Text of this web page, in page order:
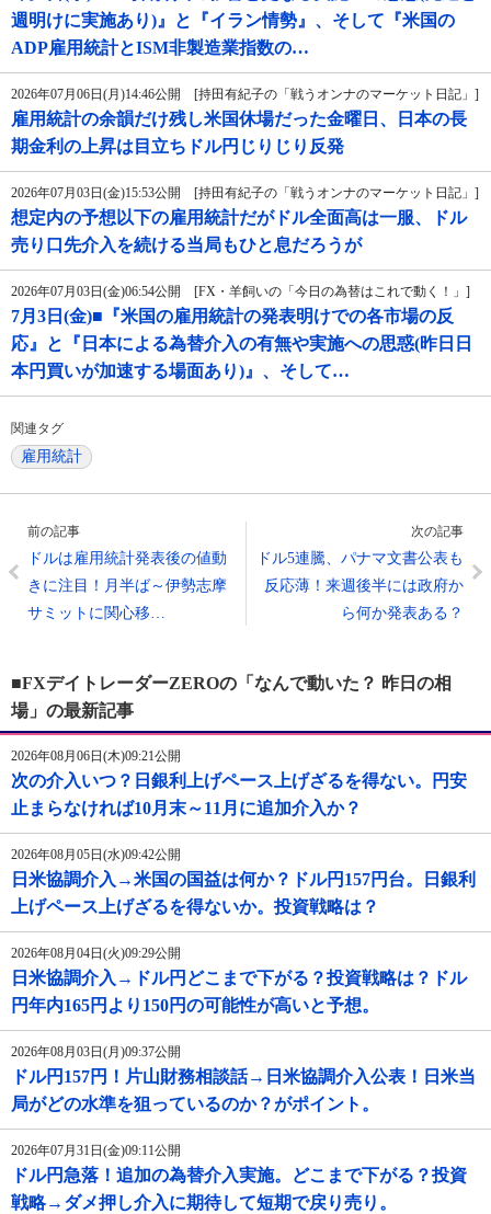
週明けに実施あり)』と『イラン情勢』、そして『米国の
ADP雇用統計とISM非製造業指数の…
2026年07月06日(月)14:46公開 [持田有紀子の「戦うオンナのマーケット日記」]
雇用統計の余韻だけ残し米国休場だった金曜日、日本の長
期金利の上昇は目立ちドル円じりじり反発
2026年07月03日(金)15:53公開 [持田有紀子の「戦うオンナのマーケット日記」]
想定内の予想以下の雇用統計だがドル全面高は一服、ドル
売り口先介入を続ける当局もひと息だろうが
2026年07月03日(金)06:54公開 [FX・羊飼いの「今日の為替はこれで動く！」]
7月3日(金)■『米国の雇用統計の発表明けでの各市場の反
応』と『日本による為替介入の有無や実施への思惑(昨日日
本円買いが加速する場面あり)』、そして…
関連タグ
雇用統計
前の記事
ドルは雇用統計発表後の値動
きに注目！月半ば～伊勢志摩
サミットに関心移…
次の記事
ドル5連騰、パナマ文書公表も
反応薄！来週後半には政府か
ら何か発表ある？
■FXデイトレーダーZEROの「なんで動いた？ 昨日の相
場」の最新記事
2026年08月06日(木)09:21公開
次の介入いつ？日銀利上げペース上げざるを得ない。円安
止まらなければ10月末～11月に追加介入か？
2026年08月05日(水)09:42公開
日米協調介入→米国の国益は何か？ドル円157円台。日銀利
上げペース上げざるを得ないか。投資戦略は？
2026年08月04日(火)09:29公開
日米協調介入→ドル円どこまで下がる？投資戦略は？ドル
円年内165円より150円の可能性が高いと予想。
2026年08月03日(月)09:37公開
ドル円157円！片山財務相談話→日米協調介入公表！日米当
局がどの水準を狙っているのか？がポイント。
2026年07月31日(金)09:11公開
ドル円急落！追加の為替介入実施。どこまで下がる？投資
戦略→ダメ押し介入に期待して短期で戻り売り。